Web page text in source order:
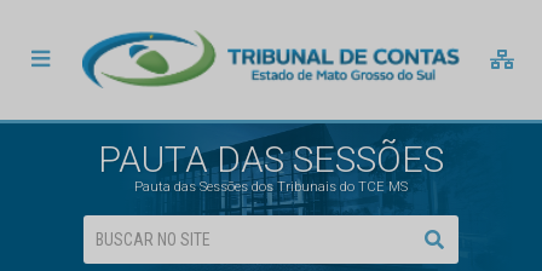
PAUTA DAS SESSÕES
Pauta das Sessões dos Tribunais do TCE MS